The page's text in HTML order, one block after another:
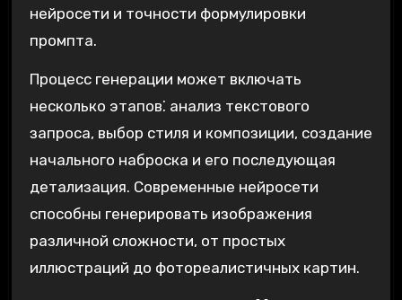
нейросети и точности формулировки
промпта.
Процесс генерации может включать
несколько этапов⁚ анализ текстового
запроса, выбор стиля и композиции, создание
начального наброска и его последующая
детализация. Современные нейросети
способны генерировать изображения
различной сложности, от простых
иллюстраций до фотореалистичных картин.